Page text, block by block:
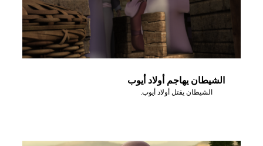
الشيطان يهاجم أولاد أيوب
الشيطان يقتل أولاد أيوب.